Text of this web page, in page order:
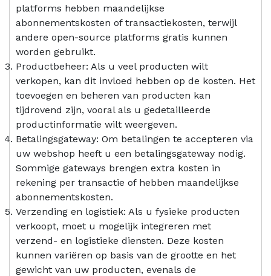
platforms hebben maandelijkse
abonnementskosten of transactiekosten, terwijl
andere open-source platforms gratis kunnen
worden gebruikt.
Productbeheer: Als u veel producten wilt
verkopen, kan dit invloed hebben op de kosten. Het
toevoegen en beheren van producten kan
tijdrovend zijn, vooral als u gedetailleerde
productinformatie wilt weergeven.
Betalingsgateway: Om betalingen te accepteren via
uw webshop heeft u een betalingsgateway nodig.
Sommige gateways brengen extra kosten in
rekening per transactie of hebben maandelijkse
abonnementskosten.
Verzending en logistiek: Als u fysieke producten
verkoopt, moet u mogelijk integreren met
verzend- en logistieke diensten. Deze kosten
kunnen variëren op basis van de grootte en het
gewicht van uw producten, evenals de